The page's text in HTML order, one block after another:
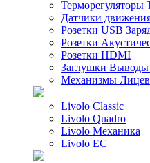
Терморегуляторы
Датчики
Розетки USB
Розетки
Розетки HDMI
Заглушки Выводы
Механизмы
Livolo Classic
Livolo Quadro
Livolo Механика
Livolo EC